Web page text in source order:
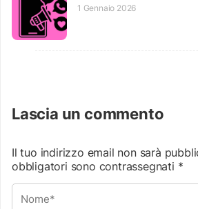
1 Gennaio 2026
Lascia un commento
Il tuo indirizzo email non sarà
obbligatori sono contrassegnati *